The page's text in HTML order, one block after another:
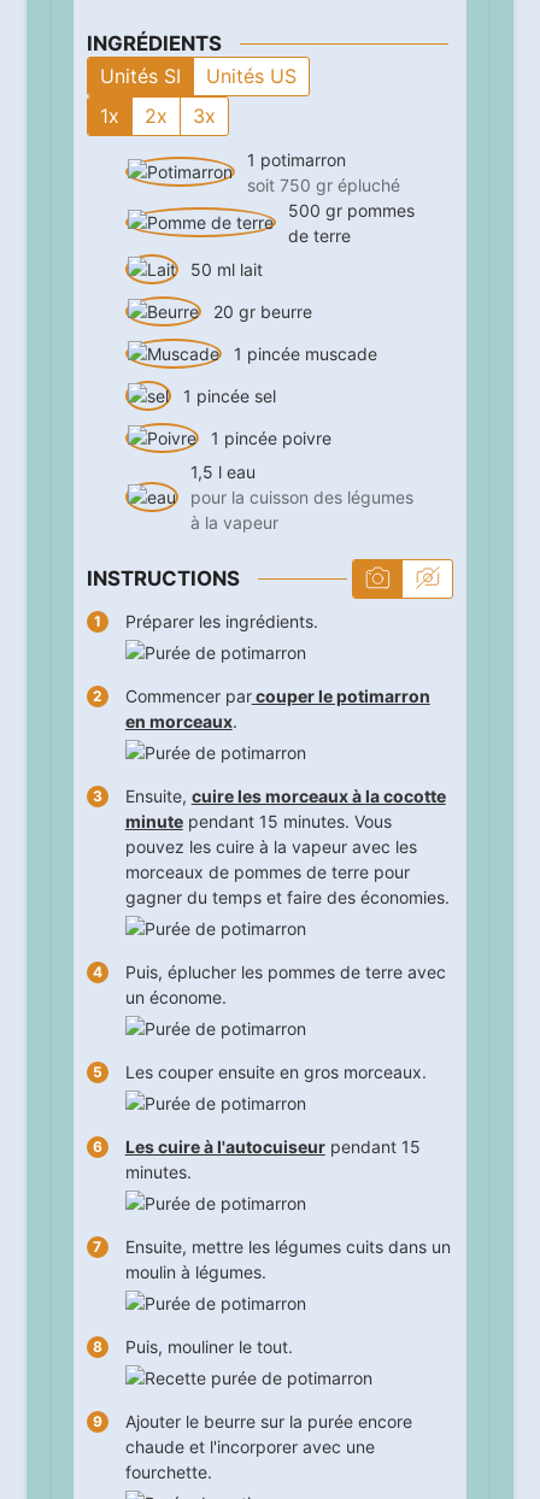
INGRÉDIENTS
Unités SI
Unités US
1x
2x 3x
1 potimarron
soit 750 gr épluché
500 gr pommes
de terre
50 ml lait
20 gr beurre
1 pincée muscade
1 pincée sel
1 pincée poivre
1,5 l eau
pour la cuisson des légumes
à la vapeur
INSTRUCTIONS
Préparer les ingrédients.
Commencer parcouper le potimarron
en morceaux.
Ensuite, cuire les morceaux à la cocotte
minutependant 15 minutes. Vous
pouvez les cuire à la vapeur avec les
morceaux de pommes de terre pour
gagner du temps et faire des économies.
Puis, éplucher les pommes de terre avec
un économe.
Les couper ensuite en gros morceaux.
Les cuire à l'autocuiseurpendant 15
minutes.
Ensuite, mettre les légumes cuits dans un
moulin à légumes.
Puis, mouliner le tout.
Ajouter le beurre sur la purée encore
chaude et l'incorporer avec une
fourchette.